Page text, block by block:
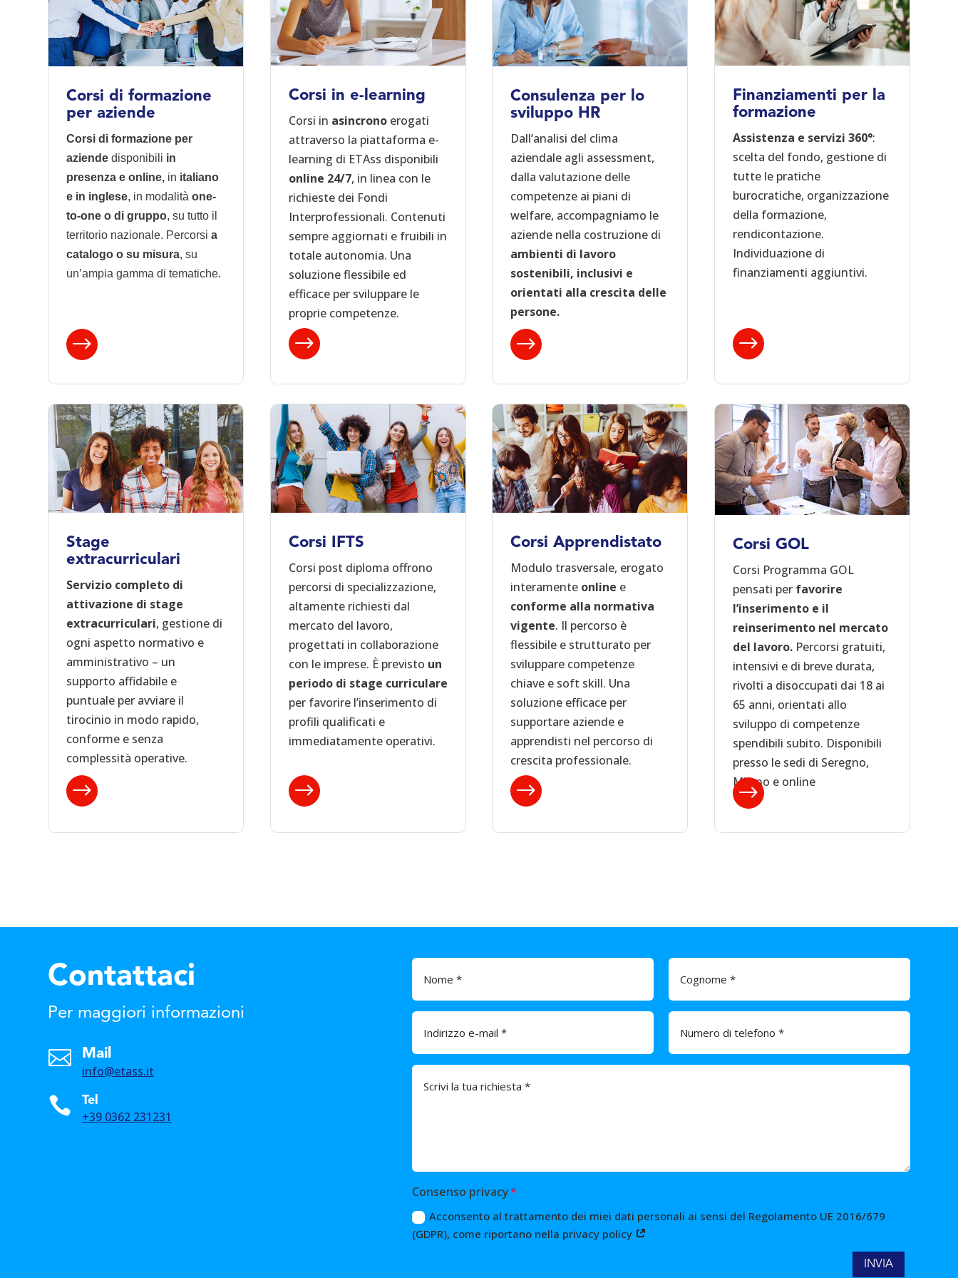
Corsi di formazione
per aziende
Corsi di formazione per
aziende disponibili in
presenza e online, in italiano
e in inglese, in modalitàone-
to-one o di gruppo, su tutto il
territorio nazionale. Percorsia
catalogo o su misura, su
un’ampia gamma di tematiche.
$
Corsi in e-learning
Corsi in asincronoerogati
attraverso la piattaforma e-
learning di ETAss disponibili
online 24/7, in linea con le
richieste dei Fondi
Interprofessionali. Contenuti
sempre aggiornati e fruibili in
totale autonomia. Una
soluzione flessibile ed
efficace per sviluppare le
proprie competenze.
$
Consulenza per lo
sviluppo HR
Dall’analisi del clima
aziendale agli assessment,
dalla valutazione delle
competenze ai piani di
welfare, accompagniamo le
aziende nella costruzione di
ambienti di lavoro
sostenibili, inclusivi e
orientati alla crescita delle
persone.
$
Finanziamenti per la
formazione
Assistenza e servizi 360°:
scelta del fondo, gestione di
tutte le pratiche
burocratiche, organizzazione
della formazione,
rendicontazione.
Individuazione di
finanziamenti aggiuntivi.
$
Stage
extracurriculari
Servizio completo di
attivazione di stage
extracurriculari, gestione di
ogni aspetto normativo e
amministrativo – un
supporto affidabile e
puntuale per avviare il
tirocinio in modo rapido,
conforme e senza
complessità operative.
$
Corsi IFTS
Corsi post diploma offrono
percorsi di specializzazione,
altamente richiesti dal
mercato del lavoro,
progettati in collaborazione
con le imprese. È previsto un
periodo di stage curriculare
per favorire l’inserimento di
profili qualificati e
immediatamente operativi.
$
Corsi Apprendistato
Modulo trasversale, erogato
interamente online e
conforme alla normativa
vigente. Il percorso è
flessibile e strutturato per
sviluppare competenze
chiave e soft skill. Una
soluzione efficace per
supportare aziende e
apprendisti nel percorso di
crescita professionale.
$
Corsi GOL
Corsi Programma GOL
pensati per favorire
l’inserimento e il
reinserimento nel mercato
del lavoro. Percorsi gratuiti,
intensivi e di breve durata,
rivolti a disoccupati dai 18 ai
65 anni, orientati allo
sviluppo di competenze
spendibili subito. Disponibili
presso le sedi di Seregno,
Milano e online
$
Contattaci
Per maggiori informazioni
 Mail
info@etass.it
 Tel
+39 0362 231231
Consenso privacy
Acconsento al trattamento dei miei dati personali ai sensi del Regolamento UE 2016/679
(GDPR), come riportano nella privacy policy
INVIA